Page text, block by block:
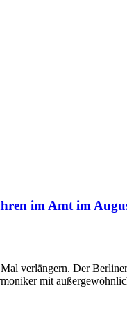
im Amt im
verlängern. Der
mit